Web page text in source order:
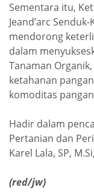
Sementara itu,
Jeand’arc
mendorong
dalam
Tanaman
ketahanan
komoditas
Hadir dalam
Pertanian dan
Karel Lala, SP,
(red/jw)